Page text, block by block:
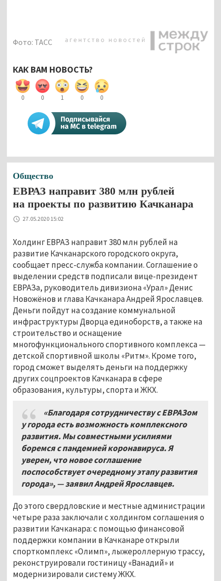
Фото: ТАСС
КАК ВАМ НОВОСТЬ?
0 0 1 0 0
Общество
ЕВРАЗ направит 380 млн рублей
на проекты по развитию Качканара
27.05.2020 15:02
Холдинг ЕВРАЗ направит 380 млн рублей на
развитие Качканарского городского округа,
сообщает пресс-служба компании. Соглашение о
выделении средств подписали вице-президент
ЕВРАЗа, руководитель дивизиона «Урал» Денис
Новожёнов и глава Качканара Андрей Ярославцев.
Деньги пойдут на создание коммунальной
инфраструктуры Дворца единоборств, а также на
строительство и оснащение
многофункционального спортивного комплекса —
детской спортивной школы «Ритм». Кроме того,
город сможет выделять деньги на поддержку
других соцпроектов Качканара в сфере
образования, культуры, спорта и ЖКХ.
«Благодаря сотрудничеству с ЕВРАЗом
у города есть возможность комплексного
развития. Мы совместными усилиями
боремся с пандемией коронавируса. Я
уверен, что новое соглашение
поспособствует очередному этапу развития
города», —заявил Андрей Ярославцев.
До этого свердловские и местные администрации
четыре раза заключали с холдингом соглашения о
развитии Качканара: с помощью финансовой
поддержки компании в Качканаре открыли
спорткомплекс «Олимп», лыжероллерную трассу,
реконструировали гостиницу «Ванадий» и
модернизировали систему ЖКХ.